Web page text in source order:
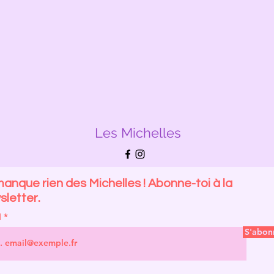
Les Michelles
rien des Michelles ! Abonne-toi à la